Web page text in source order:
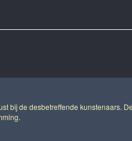
bij de desbetreffende kunstenaars. De